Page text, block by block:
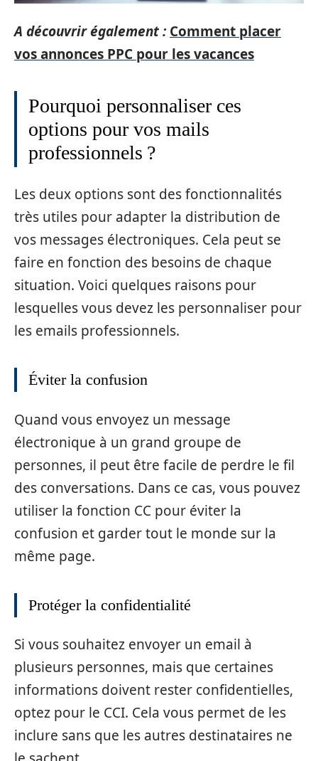
A découvrir également : Comment placer
vos annonces PPC pour les vacances
Pourquoi personnaliser ces
options pour vos mails
professionnels ?
Les deux options sont des fonctionnalités
très utiles pour adapter la distribution de
vos messages électroniques. Cela peut se
faire en fonction des besoins de chaque
situation. Voici quelques raisons pour
lesquelles vous devez les personnaliser pour
les emails professionnels.
Éviter la confusion
Quand vous envoyez un message
électronique à un grand groupe de
personnes, il peut être facile de perdre le fil
des conversations. Dans ce cas, vous pouvez
utiliser la fonction CC pour éviter la
confusion et garder tout le monde sur la
même page.
Protéger la confidentialité
Si vous souhaitez envoyer un email à
plusieurs personnes, mais que certaines
informations doivent rester confidentielles,
optez pour le CCI. Cela vous permet de les
inclure sans que les autres destinataires ne